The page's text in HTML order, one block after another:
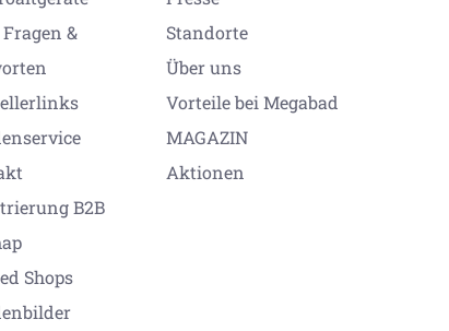
Fragen &
B2B
Shops
Standorte
Über uns
Vorteile bei Megabad
MAGAZIN
Aktionen